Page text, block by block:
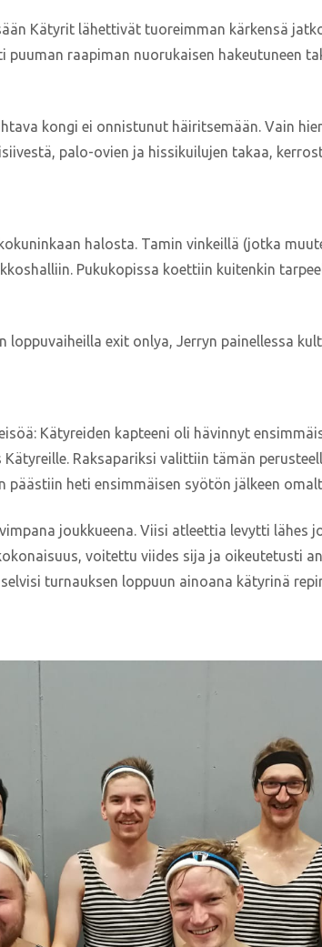
Kätyrit lähettivät tuoreimman kärkensä
raapiman nuorukaisen hakeutuneen
kongi ei onnistunut häiritsemään. Vain
palo-ovien ja hissikuilujen takaa,
halosta. Tamin vinkeillä (jotka
Pukukopissa koettiin kuitenkin
loppuvaiheilla exit onlya, Jerryn painellessa
Kätyreiden kapteeni oli hävinnyt
Raksapariksi valittiin tämän
päästiin heti ensimmäisen syötön jälkeen
joukkueena. Viisi atleettia levytti lähes
voitettu viides sija ja oikeutetusti
turnauksen loppuun ainoana kätyrinä